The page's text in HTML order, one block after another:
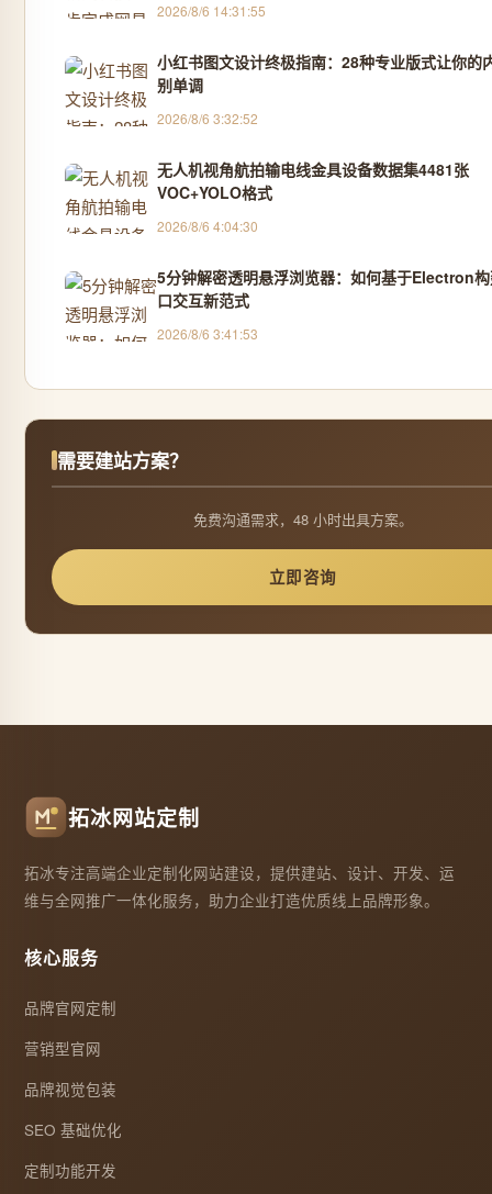
2026/8/6 14:31:55
小红书图文设计终极指南：28种专业版式让你的
别单调
2026/8/6 3:32:52
无人机视角航拍输电线金具设备数据集4481张
VOC+YOLO格式
2026/8/6 4:04:30
5分钟解密透明悬浮浏览器：如何基于Electron
口交互新范式
2026/8/6 3:41:53
需要建站方案？
免费沟通需求，48 小时出具方案。
立即咨询
拓冰网站定制
拓冰专注高端企业定制化网站建设，提供建站、设计、开发、运
维与全网推广一体化服务，助力企业打造优质线上品牌形象。
核心服务
品牌官网定制
营销型官网
品牌视觉包装
SEO 基础优化
定制功能开发